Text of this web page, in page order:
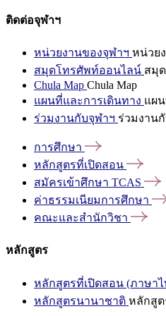
ติดต่อจุฬาฯ
หน่วยงานของจุฬาฯ หน่วย
สมุดโทรศัพท์ออนไลน์ สมุ
Chula Map Chula Map
แผนที่และการเดินทาง แผ
ร่วมงานกับจุฬาฯ ร่วมงาน
การศึกษา
หลักสูตรที่เปิดสอน
สมัครเข้าศึกษา TCAS
ค่าธรรมเนียมการศึกษา
คณะและสำนักวิชา
หลักสูตร
หลักสูตรที่เปิดสอน (ภาษาไ
หลักสูตรนานาชาติ หลักสู